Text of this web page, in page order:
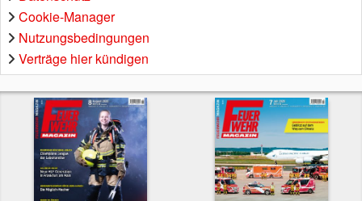
Cookie-Manager
Nutzungsbedingungen
Verträge hier kündigen